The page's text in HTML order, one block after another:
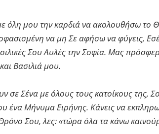
όλη μου την καρδιά να ακολουθήσω το
να μη Σε αφήσω να φύγεις,
Σου Αυλές την Σοφία. Μας
Βασιλιά μου.
Σένα με όλους τους κατοίκους της,
ένα Μήνυμα Ειρήνης. Κάνεις να
Σου, λες: «τώρα όλα τα κάνω